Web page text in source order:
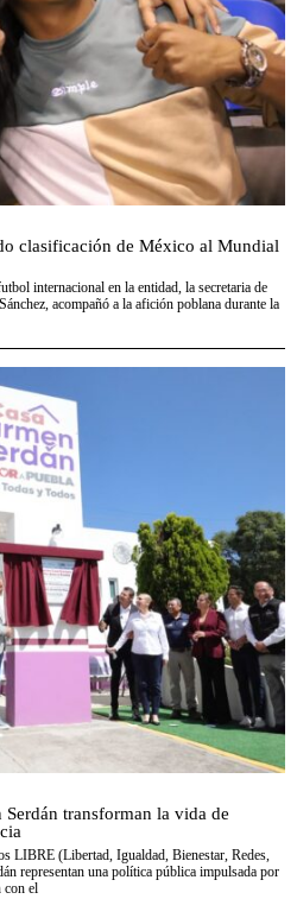
clasificación de México al Mundial
internacional en la entidad, la secretaria de
acompañó a la afición poblana durante la
transforman la vida de
LIBRE (Libertad, Igualdad, Bienestar, Redes,
representan una política pública impulsada por
con el